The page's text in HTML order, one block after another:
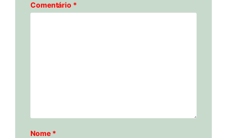
Comentário *
Nome *